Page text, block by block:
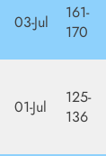
03-Jul
161-
170
01-Jul
125-
136